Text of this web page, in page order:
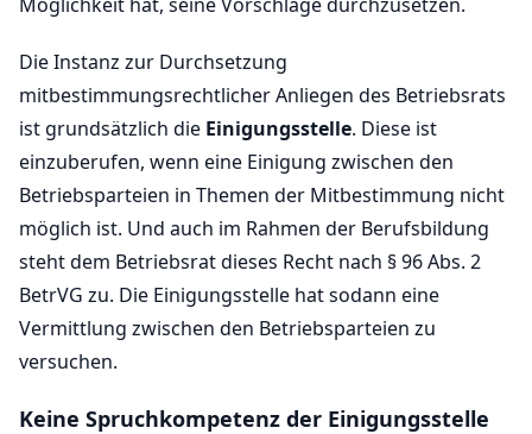
Die Instanz zur Durchsetzung
mitbestimmungsrechtlicher Anliegen des Betriebsrats
ist grundsätzlich die Einigungsstelle. Diese ist
einzuberufen, wenn eine Einigung zwischen den
Betriebsparteien in Themen der Mitbestimmung nicht
möglich ist. Und auch im Rahmen der Berufsbildung
steht dem Betriebsrat dieses Recht nach § 96 Abs. 2
BetrVG zu. Die Einigungsstelle hat sodann eine
Vermittlung zwischen den Betriebsparteien zu
versuchen.
Keine Spruchkompetenz der Einigungsstelle